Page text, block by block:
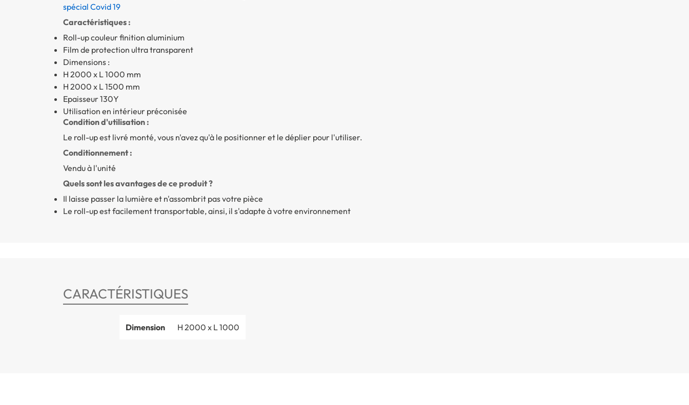
spécial Covid 19
Caractéristiques :
Roll-up couleur finition aluminium
Film de protection ultra transparent
Dimensions :
H 2000 x L 1000 mm
H 2000 x L 1500 mm
Epaisseur 130Y
Utilisation en intérieur préconisée
Condition d'utilisation :
Le roll-up est livré monté, vous n'avez qu'à le positionner et le déplier pour l'utiliser.
Conditionnement :
Vendu à l'unité
Quels sont les avantages de ce produit ?
Il laisse passer la lumière et n'assombrit pas votre pièce
Le roll-up est facilement transportable, ainsi, il s'adapte à votre environnement
CARACTÉRISTIQUES
Dimension H 2000 x L 1000